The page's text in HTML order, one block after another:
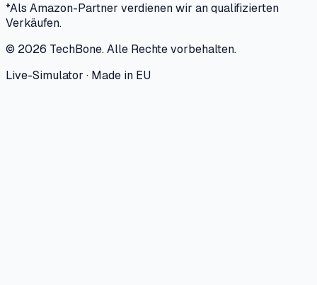
*Als Amazon-Partner verdienen wir an qualifizierten
Verkäufen.
© 2026 TechBone.Alle Rechte vorbehalten.
Live-Simulator · Made in EU